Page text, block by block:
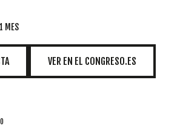
MES
VER EN EL CONGRESO.ES